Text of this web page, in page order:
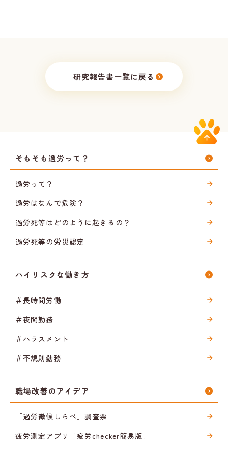
研究報告書一覧に戻る
そもそも過労って？
過労って？
過労はなんで危険？
過労死等はどのように起きるの？
過労死等の労災認定
ハイリスクな働き方
＃長時間労働
＃夜間勤務
＃ハラスメント
＃不規則勤務
職場改善のアイデア
「過労徴候しらべ」調査票
疲労測定アプリ「疲労checker簡易版」